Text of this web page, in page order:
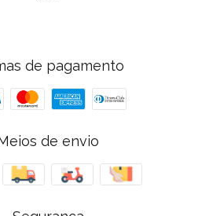
de pagamento
de envio